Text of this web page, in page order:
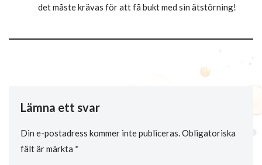
det måste krävas för att få bukt med sin ätstörning!
Lämna ett svar
Din e-postadress kommer inte publiceras.Obligatoriska
fält är märkta *